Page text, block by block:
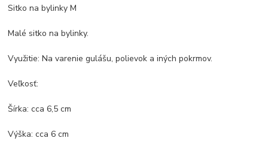
Sitko na bylinky M
Malé sitko na bylinky.
Využitie: Na varenie gulášu, polievok a iných pokrmov.
Veľkosť:
Šírka: cca 6,5 cm
Výška: cca 6 cm